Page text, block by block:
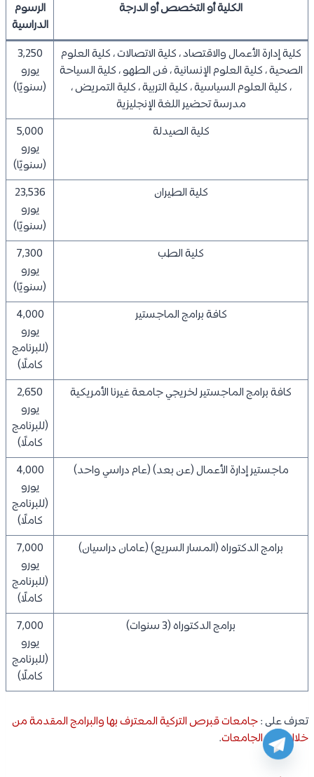
الكلية أو التخصص أو الدرجة
الرسوم
الدراسية
كلية إدارة الأعمال والاقتصاد ، كلية الاتصالات ، كلية العلوم
الصحية ، كلية العلوم الإنسانية ، فن الطهو ، كلية السياحة
، كلية العلوم السياسية ، كلية التربية ، كلية التمريض ،
مدرسة تحضير اللغة الإنجليزية
3,250
يورو
(سنويًا)
كلية الصيدلة
5,000
يورو
(سنويًا)
كلية الطيران
23,536
يورو
(سنويًا)
كلية الطب
7,300
يورو
(سنويًا)
كافة برامج الماجستير
4,000
يورو
(للبرنامج
كاملًا)
كافة برامج الماجستير لخريجي جامعة غيرنا الأمريكية
2,650
يورو
(للبرنامج
كاملًا)
ماجستير إدارة الأعمال (عن بعد) (عام دراسي واحد)
4,000
يورو
(للبرنامج
كاملًا)
برامج الدكتوراه (المسار السريع) (عامان دراسيان)
7,000
يورو
(للبرنامج
كاملًا)
برامج الدكتوراه (3 سنوات)
7,000
يورو
(للبرنامج
كاملًا)
تعرف على :جامعات قبرص التركية المعترف بها والبرامج المقدمة من
خلال هذه الجامعات.